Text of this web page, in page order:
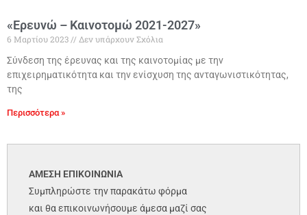
«Ερευνώ – Καινοτομώ 2021-2027»
6 Μαρτίου 2023
Δεν υπάρχουν Σχόλια
Σύνδεση της έρευνας και της καινοτομίας με την
επιχειρηματικότητα και την ενίσχυση της ανταγωνιστικότητας,
της
Περισσότερα »
ΑΜΕΣΗ ΕΠΙΚΟΙΝΩΝΙΑ
Συμπληρώστε την παρακάτω φόρμα
και θα επικοινωνήσουμε άμεσα μαζί σας